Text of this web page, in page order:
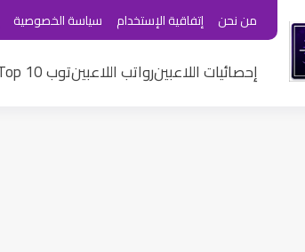
من نحن إتفاقية الإستخدام سياسة الخصوصية
إحصائيات اللاعبينرواتب اللاعبينتوب 10 Top